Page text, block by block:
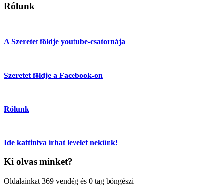
Rólunk
A Szeretet földje youtube-csatornája
Szeretet földje a Facebook-on
Rólunk
Ide kattintva írhat levelet nekünk!
Ki olvas minket?
Oldalainkat 369 vendég és 0 tag böngészi